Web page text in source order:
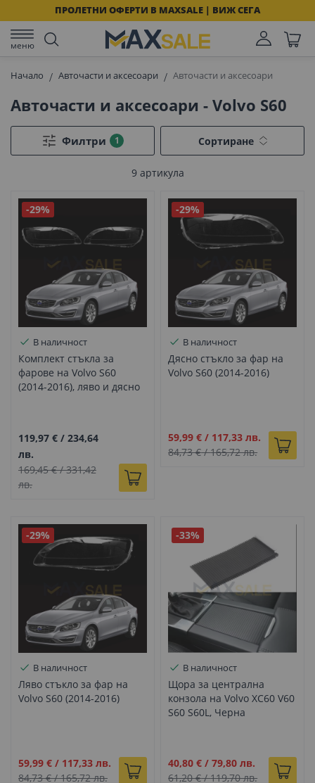
ПРОЛЕТНИ ОФЕРТИ В MAXSALE | ВИЖ СЕГА
меню
Начало Авточасти и аксесоари Авточасти и аксесоари
Авточасти и аксесоари - Volvo S60
Филтри
9артикула
Сортиране
-29%
В наличност
Комплект стъкла за
фарове на Volvo S60
(2014-2016), ляво и дясно
119,97 € / 234,64
лв.
169,45 €/331,42
лв.
-29%
В наличност
Дясно стъкло за фар на
Volvo S60 (2014-2016)
Промо
цена
59,99 € / 117,33 лв.
84,73 €/165,72 лв.
-29%
В наличност
Ляво стъкло за фар на
Volvo S60 (2014-2016)
Промо
цена
59,99 € / 117,33 лв.
84,73 €/165,72 лв.
-33%
В наличност
Щора за централна
конзола на Volvo XC60 V60
S60 S60L, Черна
Промо
цена
40,80 € /79,80 лв.
61,20 €/119,70 лв.